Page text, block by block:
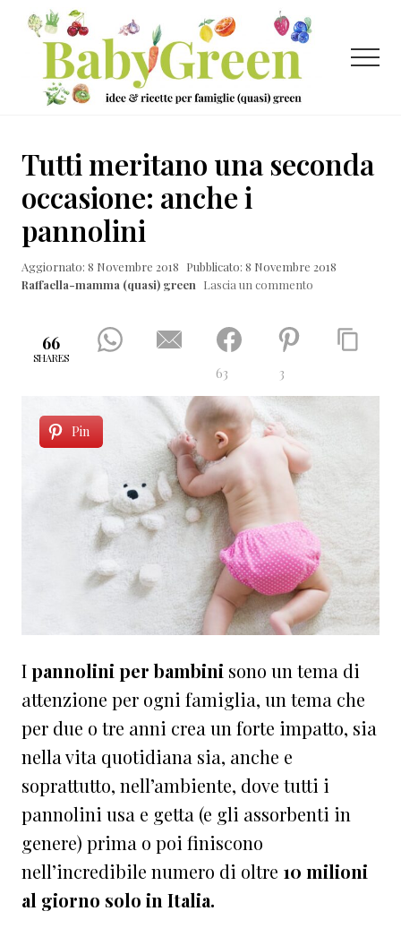
Menu
Passa
contenuto
principale
Passa
laterale
primaria
Passa
ricette
per
famiglie
(quasi)
green
Menu
Tutti meritano una seconda
occasione: anche i
pannolini
Aggiornato: 8 Novembre 2018 Pubblicato: 8 Novembre 2018
Raffaella-mamma (quasi) green Lascia un commento
66
SHARES
63 3
Pin
Ipannolini per bambini sono un tema di
attenzione per ogni famiglia, un tema che
per due o tre anni crea un forte impatto, sia
nella vita quotidiana sia, anche e
soprattutto, nell’ambiente, dove tutti i
pannolini usa e getta (e gli assorbenti in
genere) prima o poi finiscono
nell’incredibile numero di oltre 10 milioni
al giorno solo in Italia.